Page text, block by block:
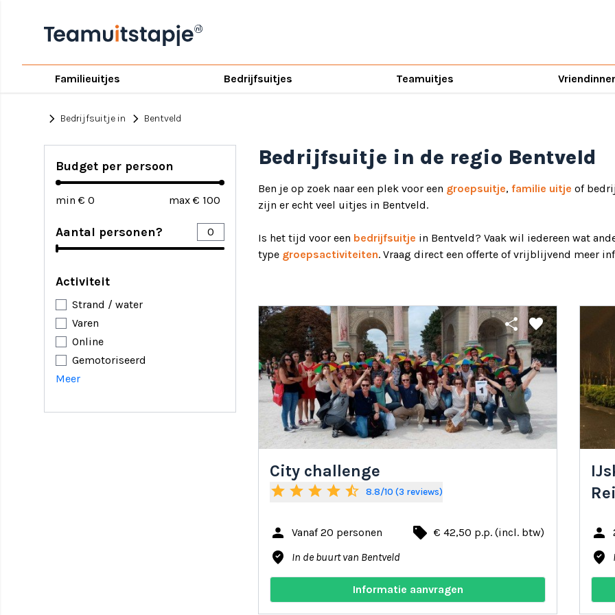
Familieuitjes Bedrijfsuitjes Teamuitjes
chevron_right Bedrijfsuitje in chevron_right Bentveld
Budget per persoon
min € max €
Aantal personen?
Activiteit
Strand / water
Varen
Online
Gemotoriseerd
Meer
Bedrijfsuitje in de regio Bentveld
Ben je op zoek naar een plek voor een groepsuitje, familie uitje of
zijn er echt veel uitjes in Bentveld.
Is het tijd voor een bedrijfsuitje in Bentveld? Vaak wil iedereen wat
type groepsactiviteiten. Vraag direct een offerte of vrijblijvend meer
share favorite
City challenge
star star star star star_half 8.8/10 (3 reviews)
person Vanaf 20 personen local_offer € 42,50 p.p. (incl. btw)
where_to_vote In de buurt van Bentveld
Informatie aanvragen
person
where_to_vote